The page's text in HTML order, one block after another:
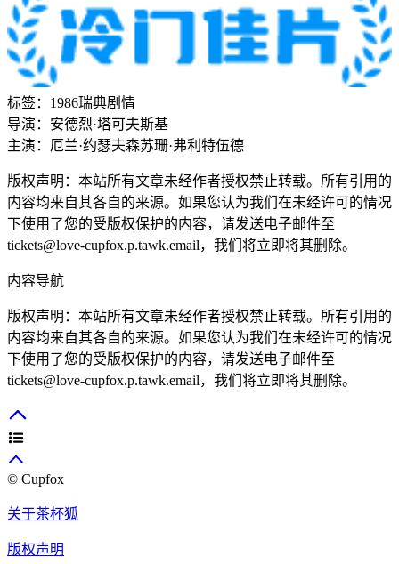
标签： 1986瑞典剧情
导演： 安德烈·塔可夫斯基
主演： 厄兰·约瑟夫森苏珊·弗利特伍德
版权声明：本站所有文章未经作者授权禁止转载。所有引用的
内容均来自其各自的来源。如果您认为我们在未经许可的情况
下使用了您的受版权保护的内容，请发送电子邮件至
tickets@love-cupfox.p.tawk.email，我们将立即将其删除。
内容导航
版权声明：本站所有文章未经作者授权禁止转载。所有引用的
内容均来自其各自的来源。如果您认为我们在未经许可的情况
下使用了您的受版权保护的内容，请发送电子邮件至
tickets@love-cupfox.p.tawk.email，我们将立即将其删除。
© Cupfox
关于茶杯狐
版权声明